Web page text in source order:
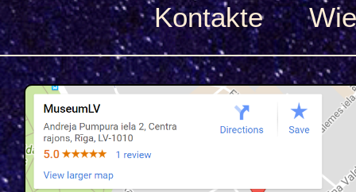
Kontakte